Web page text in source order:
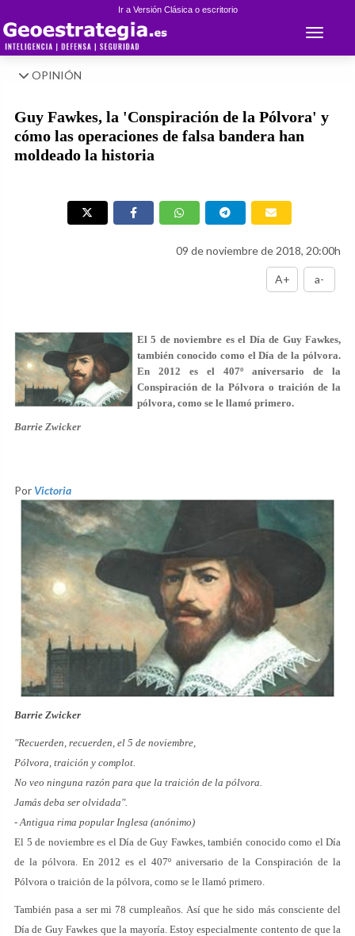
Ir a Versión Clásica o escritorio
Toggle
OPINIÓN
Guy Fawkes, la 'Conspiración de la Pólvora' y
cómo las operaciones de falsa bandera han
moldeado la historia
09 de noviembre de 2018, 20:00h
A+ a-
El 5 de noviembre es el Día de Guy Fawkes,
también conocido como el Día de la pólvora.
En 2012 es el 407º aniversario de la
Conspiración de la Pólvora o traición de la
pólvora, como se le llamó primero.
Barrie Zwicker
Por Victoria
Barrie Zwicker
"Recuerden, recuerden, el 5 de noviembre,
Pólvora, traición y complot.
No veo ninguna razón para que la traición de la pólvora.
Jamás deba ser olvidada".
- Antigua rima popular Inglesa (anónimo)
El 5 de noviembre es el Día de Guy Fawkes, también conocido como el Día
de la pólvora. En 2012 es el 407º aniversario de la Conspiración de la
Pólvora o traición de la pólvora, como se le llamó primero.
También pasa a ser mi 78 cumpleaños. Así que he sido más consciente del
Día de Guy Fawkes que la mayoría. Estoy especialmente contento de que la